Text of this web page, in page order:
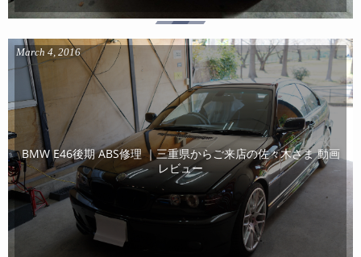
BMW E46後期 ABS修理 ｜三重県からご来店の佐々木さま 動画
レビュー
March 4, 2016